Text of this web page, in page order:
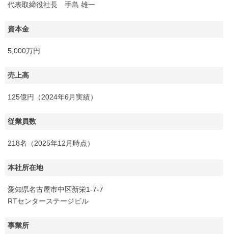
代表取締役社長 手島 雄一
資本金
5,000万円
売上高
125億円（2024年6月実績）
従業員数
218名（2025年12月時点）
本社所在地
愛知県名古屋市中区新栄1-7-7
RTセンターステージビル
事業所